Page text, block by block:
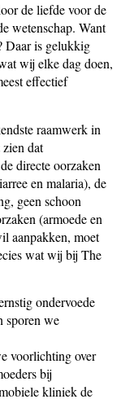
de liefde voor de
wetenschap. Want
Daar is gelukkig
wij elke dag doen,
effectief
raamwerk in
dat
directe oorzaken
en malaria), de
geen schoon
(armoede en
aanpakken, moet
wat wij bij The
ondervoede
sporen we
voorlichting over
bij
kliniek de